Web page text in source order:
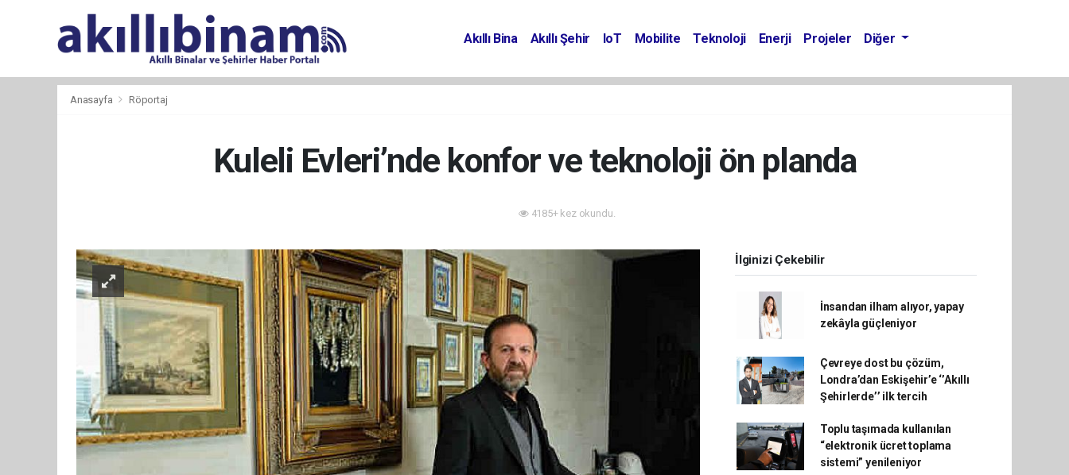
Akıllı Bina Akıllı Şehir IoT Mobilite Teknoloji Enerji Projeler Diğer
Anasayfa Röportaj
Kuleli Evleri’nde konfor ve teknoloji ön planda
4185+ kez okundu.
İlginizi Çekebilir
İnsandan ilham alıyor, yapay
zekâyla güçleniyor
Çevreye dost bu çözüm,
Londra’dan Eskişehir’e ‘’Akıllı
Şehirlerde’’ ilk tercih
Toplu taşımada kullanılan
“elektronik ücret toplama
sistemi” yenileniyor